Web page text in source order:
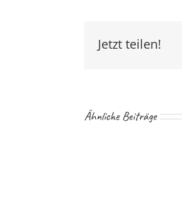
Jetzt teilen!
Ähnliche Beiträge